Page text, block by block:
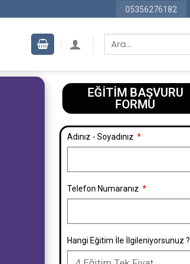
05356276182
EĞİTİM BAŞVURU
FORMU​
Adınız - Soyadınız
Telefon Numaranız
Hangi Eğitim İle İlgileniyorsunuz ?